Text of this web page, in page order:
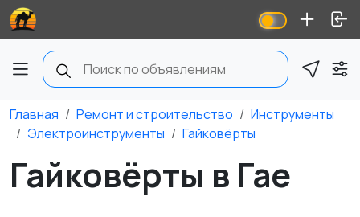
Главная Ремонт и строительство
Инструменты
Электроинструменты
Гайковёрты
Гайковёрты в Гае